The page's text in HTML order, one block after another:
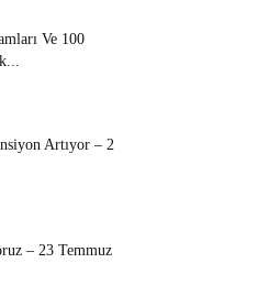
Ve 100
Artıyor – 2
– 23 Temmuz